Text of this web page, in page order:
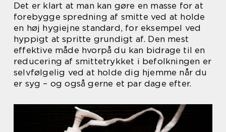
Det er klart at man kan gøre en masse for at
forebygge spredning af smitte ved at holde
en høj hygiejne standard, for eksempel ved
hyppigt at spritte grundigt af. Den mest
effektive måde hvorpå du kan bidrage til en
reducering af smittetrykket i befolkningen er
selvfølgelig ved at holde dig hjemme når du
er syg – og også gerne et par dage efter.